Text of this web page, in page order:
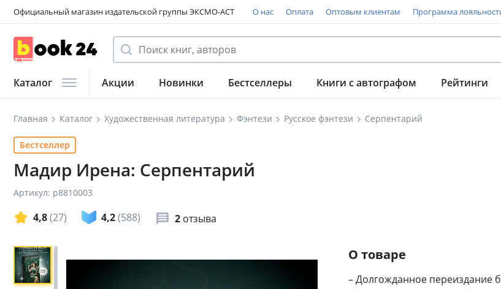
Официальный магазин издательской группы ЭКСМО-АСТ О нас Оплата Оптовым клиентам Программа
Каталог Акции Новинки Бестселлеры Книги с автографом Рейтинги
Главная Каталог Художественная литература Фэнтези Русское фэнтези Серпентарий
Бестселлер
Мадир Ирена: Серпентарий
Артикул: p8810003
4,8(27) 4,2(588) 2 отзыва
О товаре
– Долгожданное переиздание